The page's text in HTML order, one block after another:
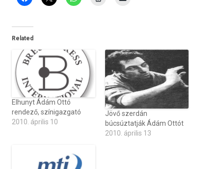
Related
Elhunyt Ádám Ottó
rendező, színigazgató
2010. április 10
Jövő szerdán
búcsúztatják Ádám Ottót
2010. április 13